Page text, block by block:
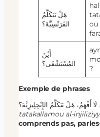
هَلْ تَتَكَلَّمُ
الفَرَنْسِيَّةَ؟
hal
ou
أَيْنَ
المُسْتَشْفَى؟
?
Exemple de phrases
tatakallamou al-
comprends pas,